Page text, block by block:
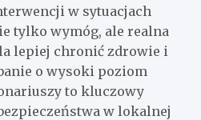
w sytuacjach
tylko wymóg, ale realna
lepiej chronić zdrowie i
o wysoki poziom
to kluczowy
w lokalnej